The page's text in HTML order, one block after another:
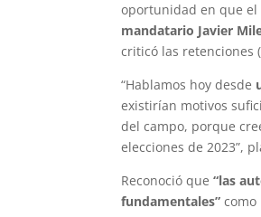
oportunidad en que el
mandatario Javier
criticó las retenciones
“Hablamos hoy desde
existirían motivos
del campo, porque
elecciones de 2023”,
Reconoció que“las
fundamentales” como